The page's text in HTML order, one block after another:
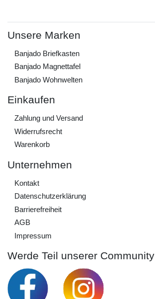
Unsere Marken
Banjado Briefkasten
Banjado Magnettafel
Banjado Wohnwelten
Einkaufen
Zahlung und Versand
Widerrufs­recht
Warenkorb
Unternehmen
Kontakt
Daten­schutz­erklärung
Barrierefreiheit
AGB
Impressum
Werde Teil unserer Community